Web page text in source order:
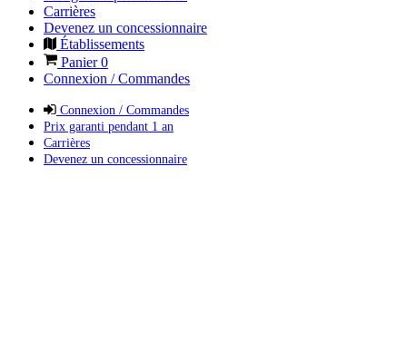
Carrières
Devenez un concessionnaire
Établissements
Panier0
Connexion / Commandes
Connexion / Commandes
Prix garanti pendant 1 an
Carrières
Devenez un concessionnaire